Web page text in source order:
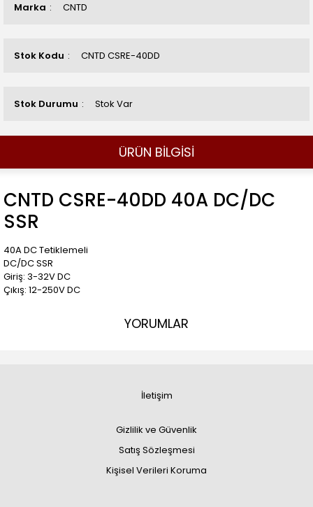
Marka CNTD
Stok Kodu CNTD CSRE-40DD
Stok Durumu Stok Var
ÜRÜN BİLGİSİ
CNTD CSRE-40DD 40A DC/DC
SSR
40A DC Tetiklemeli
DC/DC SSR
Giriş: 3-32V DC
Çıkış: 12-250V DC
YORUMLAR
İletişim
Gizlilik ve Güvenlik
Satış Sözleşmesi
Kişisel Verileri Koruma